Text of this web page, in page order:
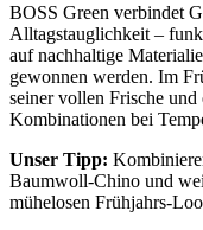
BOSS Green verbindet
Alltagstauglichkeit –
auf nachhaltige
gewonnen werden. Im
seiner vollen Frische
Kombinationen bei
Unser Tipp:
Baumwoll-Chino und
mühelosen Frühjahrs-